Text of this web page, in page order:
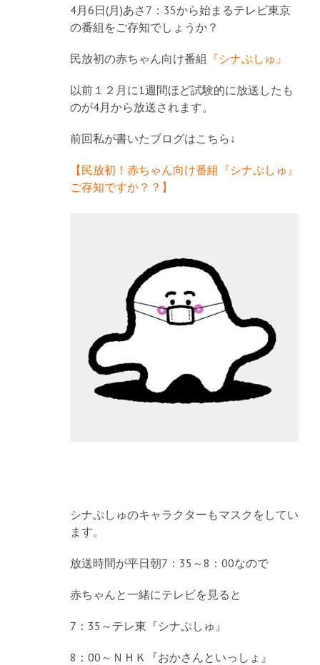
4月6日(月)あさ7：35から始まるテレビ東京
の番組をご存知でしょうか？
民放初の赤ちゃん向け番組 『シナぷしゅ』
以前１２月に1週間ほど試験的に放送したも
のが4月から放送されます。
前回私が書いたブログはこちら↓
【民放初！赤ちゃん向け番組『シナぷしゅ』
ご存知ですか？？】
シナぷしゅのキャラクターもマスクをしてい
ます。
放送時間が平日朝7：35～8：00なので
赤ちゃんと一緒にテレビを見ると
7：35～テレ東『シナぷしゅ』
8：00～ＮＨＫ『おかさんといっしょ』